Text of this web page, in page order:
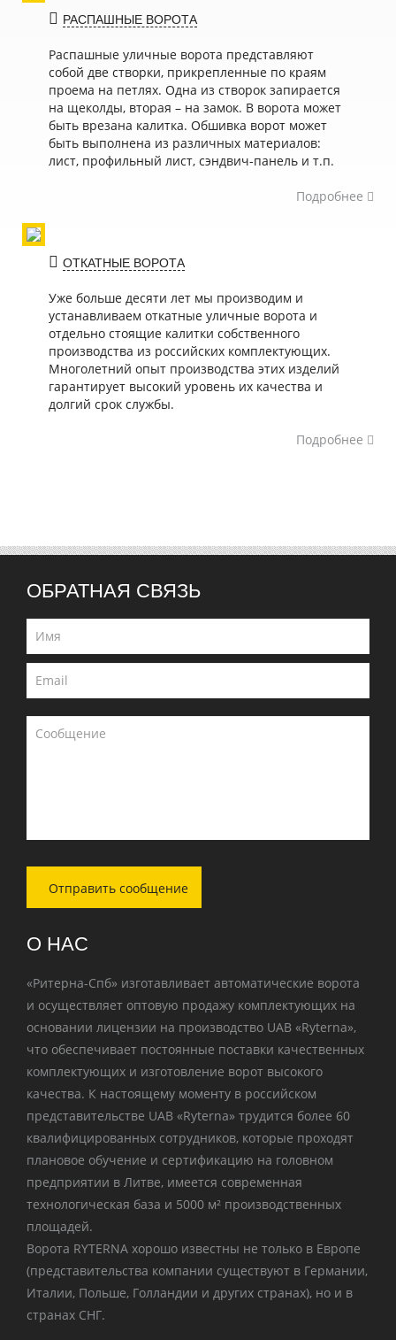
РАСПАШНЫЕ ВОРОТА
Распашные уличные ворота представляют
собой две створки, прикрепленные по краям
проема на петлях. Одна из створок запирается
на щеколды, вторая – на замок. В ворота может
быть врезана калитка. Обшивка ворот может
быть выполнена из различных материалов:
лист, профильный лист, сэндвич-панель и т.п.
Подробнее
ОТКАТНЫЕ ВОРОТА
Уже больше десяти лет мы производим и
устанавливаем откатные уличные ворота и
отдельно стоящие калитки собственного
производства из российских комплектующих.
Многолетний опыт производства этих изделий
гарантирует высокий уровень их качества и
долгий срок службы.
Подробнее
ОБРАТНАЯ СВЯЗЬ
О НАС
«Ритерна-Спб» изготавливает автоматические ворота
и осуществляет оптовую продажу комплектующих на
основании лицензии на производство UAB «Ryterna»,
что обеспечивает постоянные поставки качественных
комплектующих и изготовление ворот высокого
качества. К настоящему моменту в российском
представительстве UAB «Ryterna» трудится более 60
квалифицированных сотрудников, которые проходят
плановое обучение и сертификацию на головном
предприятии в Литве, имеется современная
технологическая база и 5000 м² производственных
площадей.
Ворота RYTERNA хорошо известны не только в Европе
(представительства компании существуют в Германии,
Италии, Польше, Голландии и других странах), но и в
странах СНГ.